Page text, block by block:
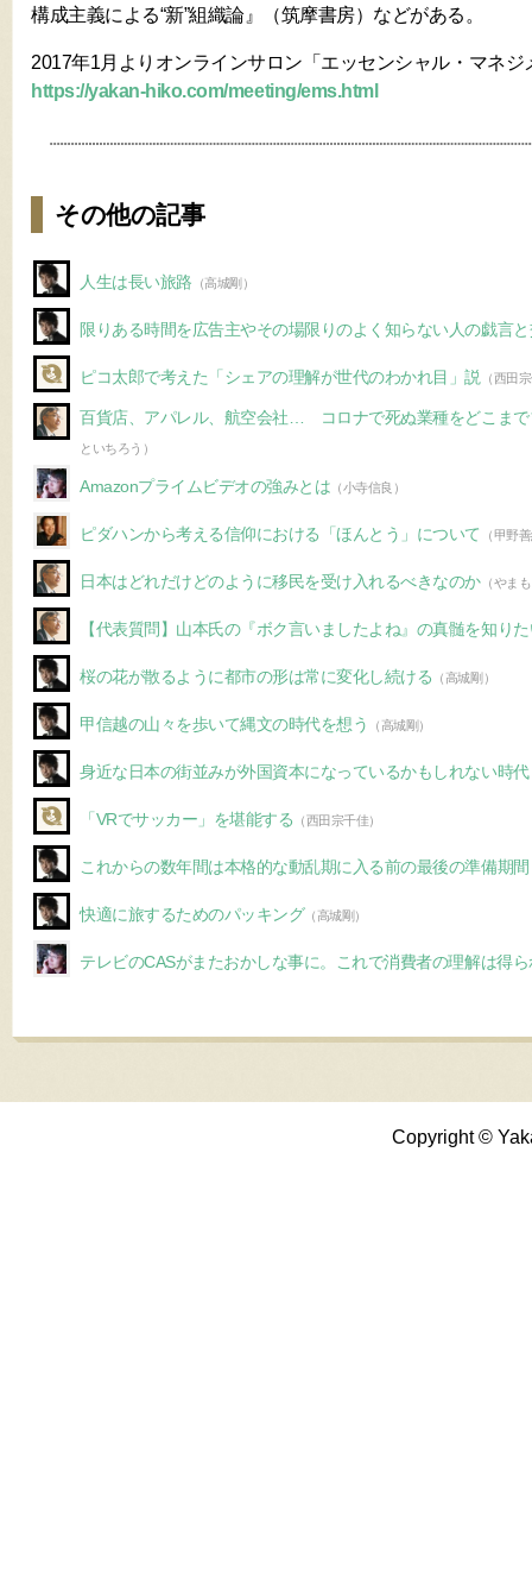
構成主義による“新”組織論』（筑摩書房）などがある。
2017年1月よりオンラインサロン「エッセンシャル・マネ
https://yakan-hiko.com/meeting/ems.html
その他の記事
人生は長い旅路 （高城剛）
限りある時間を広告主やその場限りのよく知らない人の戯言
ピコ太郎で考えた「シェアの理解が世代のわかれ目」説 （西田
百貨店、アパレル、航空会社… コロナで死ぬ業種をどこまで
といちろう）
Amazonプライムビデオの強みとは （小寺信良）
ピダハンから考える信仰における「ほんとう」について （甲野
日本はどれだけどのように移民を受け入れるべきなのか （やま
【代表質問】山本氏の『ボク言いましたよね』の真髄を知り
桜の花が散るように都市の形は常に変化し続ける （高城剛）
甲信越の山々を歩いて縄文の時代を想う （高城剛）
身近な日本の街並みが外国資本になっているかもしれない時代
「VRでサッカー」を堪能する （西田宗千佳）
これからの数年間は本格的な動乱期に入る前の最後の準備期間
快適に旅するためのパッキング （高城剛）
テレビのCASがまたおかしな事に。これで消費者の理解は得
Copyright ©